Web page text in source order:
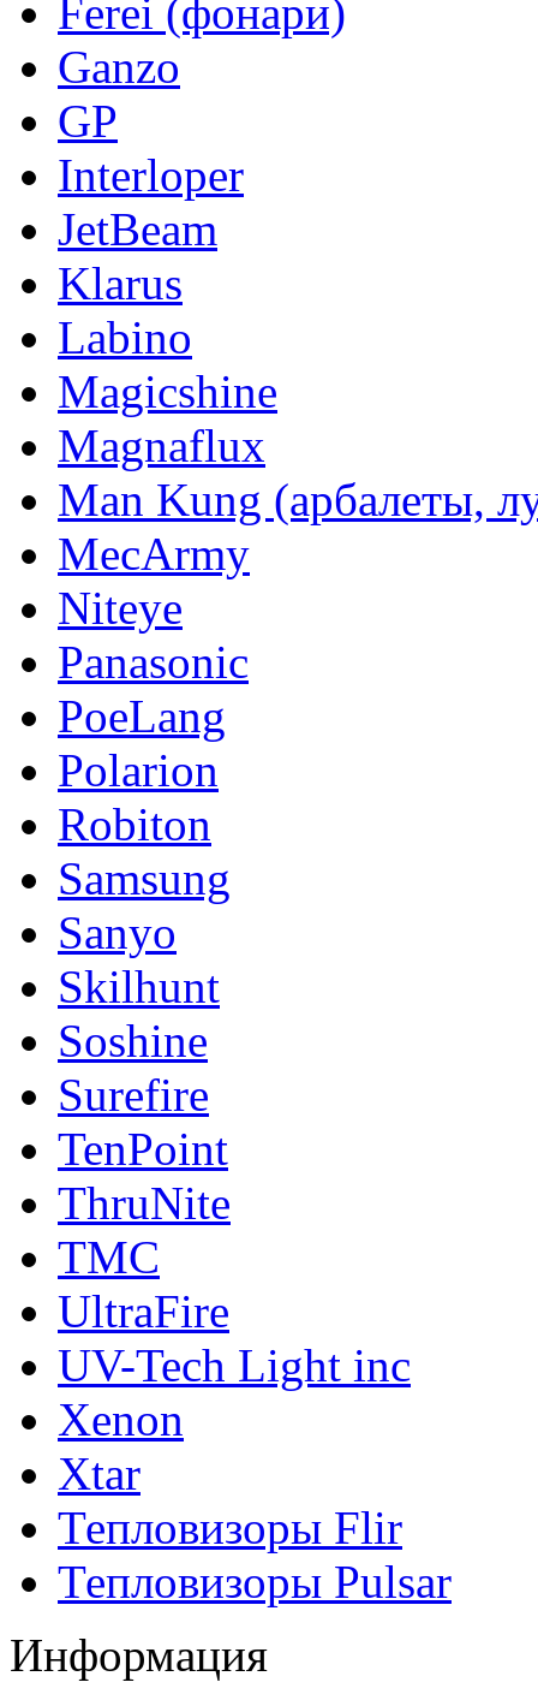
Ferei (фонари)
Ganzo
GP
Interloper
JetBeam
Klarus
Labino
Magicshine
Magnaflux
Man Kung (арбалеты,
MecArmy
Niteye
Panasonic
PoeLang
Polarion
Robiton
Samsung
Sanyo
Skilhunt
Soshine
Surefire
TenPoint
ThruNite
TMC
UltraFire
UV-Tech Light inc
Xenon
Xtar
Тепловизоры Flir
Тепловизоры Pulsar
Информация